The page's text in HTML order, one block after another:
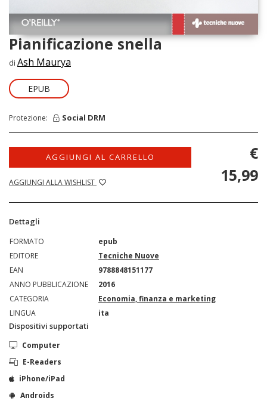
Pianificazione snella
di Ash Maurya
EPUB
Protezione: Social DRM
AGGIUNGI AL CARRELLO
AGGIUNGI ALLA WISHLIST
€
15,99
Dettagli
FORMATO
epub
EDITORE
Tecniche Nuove
EAN
9788848151177
ANNO PUBBLICAZIONE
2016
CATEGORIA
Economia, finanza e marketing
LINGUA
ita
Dispositivi supportati
Computer
E-Readers
iPhone/iPad
Androids